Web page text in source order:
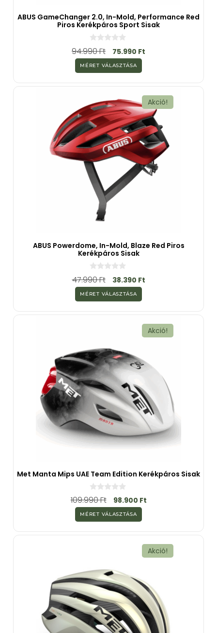
ABUS GameChanger 2.0, In-Mold, Performance Red
Piros Kerékpáros Sport Sisak
0
a
5
-
b
ő
94.990Ft 75.990 Ft
MÉRET VÁLASZTÁSA
Akció!
ABUS Powerdome, In-Mold, Blaze Red Piros
Kerékpáros Sisak
0
a
5
-
b
ő
47.990Ft 38.390 Ft
MÉRET VÁLASZTÁSA
Akció!
Met Manta Mips UAE Team Edition Kerékpáros Sisak
0
a
5
-
b
ő
109.990Ft 98.900 Ft
MÉRET VÁLASZTÁSA
Akció!